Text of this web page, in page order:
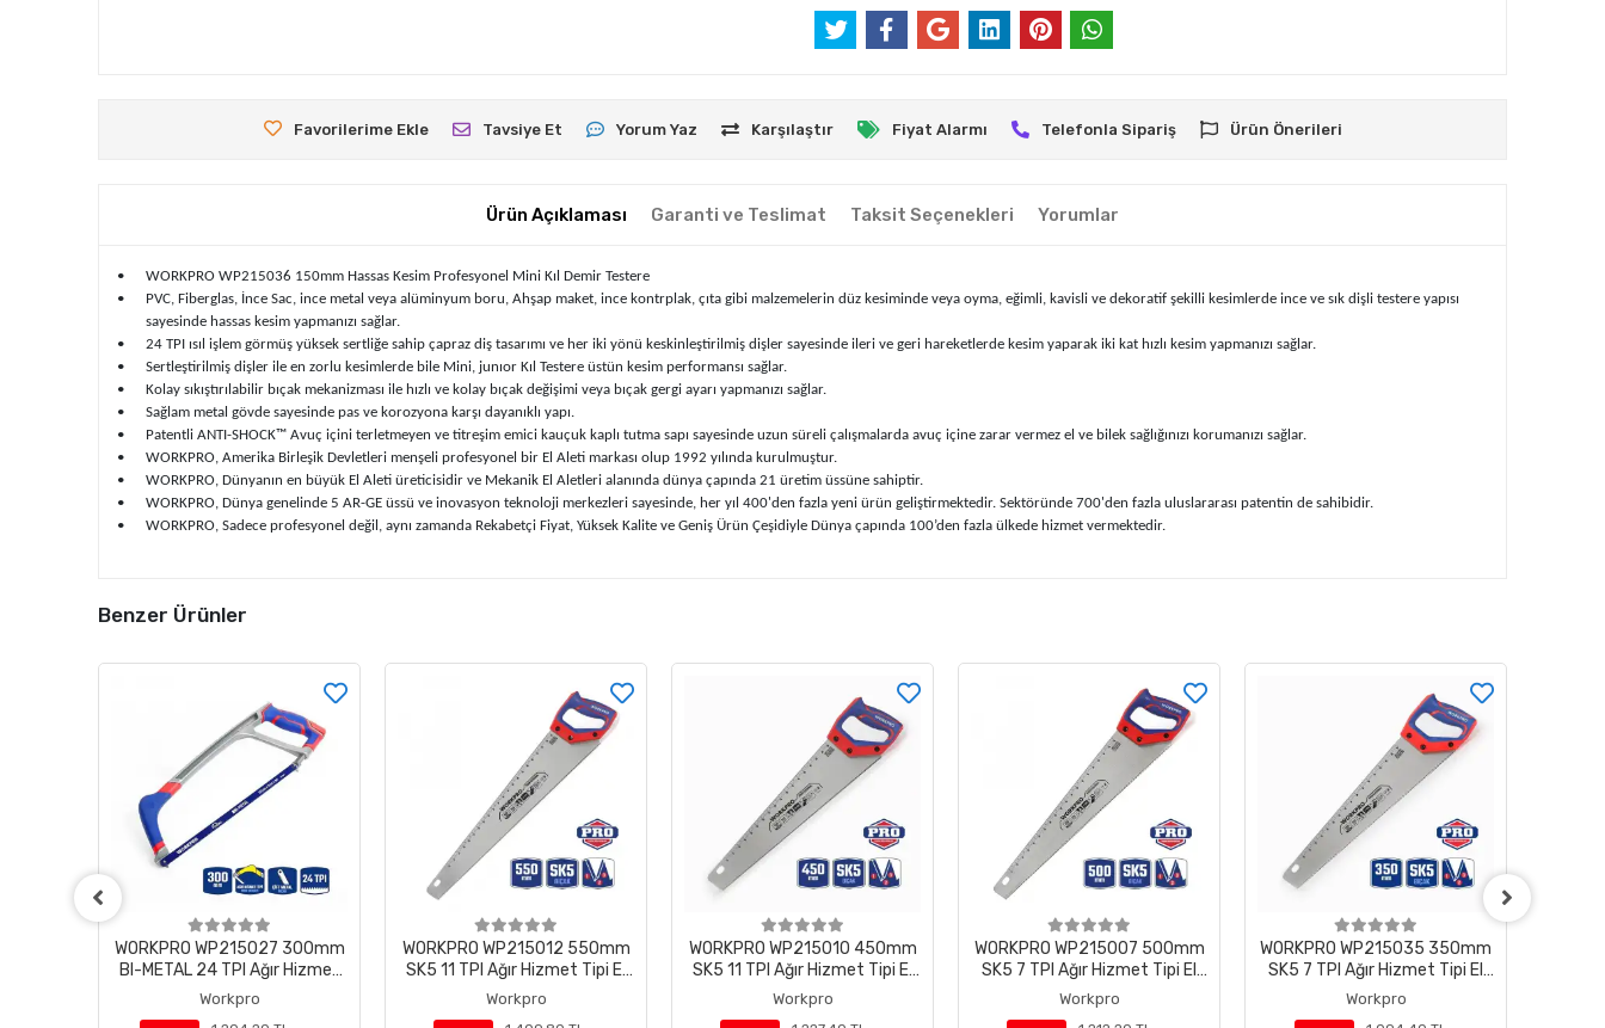
Favorilerime Ekle Tavsiye Et Yorum Yaz Karşılaştır Fiyat Alarmı Telefonla Sipariş Ürün Önerileri
Ürün Açıklaması Garanti ve Teslimat Taksit Seçenekleri Yorumlar
•
WORKPRO WP215036 150mm Hassas Kesim Profesyonel Mini Kıl Demir Testere
•
PVC, Fiberglas, İnce Sac, ince metal veya alüminyum boru, Ahşap maket, ince kontrplak, çıta gibi malzemelerin düz kesiminde veya oyma, eğimli, kavisli ve dekoratif şekilli kesimlerde ince ve sık dişli testere yapısı
sayesinde hassas kesim yapmanızı sağlar.
•
24 TPI ısıl işlem görmüş yüksek sertliğe sahip çapraz diş tasarımı ve her iki yönü keskinleştirilmiş dişler sayesinde ileri ve geri hareketlerde kesim yaparak iki kat hızlı kesim yapmanızı sağlar.
•
Sertleştirilmiş dişler ile en zorlu kesimlerde bile Mini, junıor Kıl Testere üstün kesim performansı sağlar.
•
Kolay sıkıştırılabilir bıçak mekanizması ile hızlı ve kolay bıçak değişimi veya bıçak gergi ayarı yapmanızı sağlar.
•
Sağlam metal gövde sayesinde pas ve korozyona karşı dayanıklı yapı.
•
Patentli ANTI-SHOCK™ Avuç içini terletmeyen ve titreşim emici kauçuk kaplı tutma sapı sayesinde uzun süreli çalışmalarda avuç içine zarar vermez el ve bilek sağlığınızı korumanızı sağlar.
•
WORKPRO, Amerika Birleşik Devletleri menşeli profesyonel bir El Aleti markası olup 1992 yılında kurulmuştur.
•
WORKPRO, Dünyanın en büyük El Aleti üreticisidir ve Mekanik El Aletleri alanında dünya çapında 21 üretim üssüne sahiptir.
•
WORKPRO, Dünya genelinde 5 AR-GE üssü ve inovasyon teknoloji merkezleri sayesinde, her yıl 400'den fazla yeni ürün geliştirmektedir. Sektöründe 700'den fazla uluslararası patentin de sahibidir.
•
WORKPRO, Sadece profesyonel değil, aynı zamanda Rekabetçi Fiyat, Yüksek Kalite ve Geniş Ürün Çeşidiyle Dünya çapında 100’den fazla ülkede hizmet vermektedir.
Benzer Ürünler
WORKPRO WP215027 300mm
BI-METAL 24 TPI Ağır Hizmet
Tipi Demir Testeresi
Workpro
WORKPRO WP215012 550mm
SK5 11 TPI Ağır Hizmet Tipi El
Testeresi
Workpro
WORKPRO WP215010 450mm
SK5 11 TPI Ağır Hizmet Tipi El
Testeresi
Workpro
WORKPRO WP215007 500mm
SK5 7 TPI Ağır Hizmet Tipi El
Testeresi
Workpro
WORKPRO WP215035 350mm
SK5 7 TPI Ağır Hizmet Tipi El
Testeresi
Workpro